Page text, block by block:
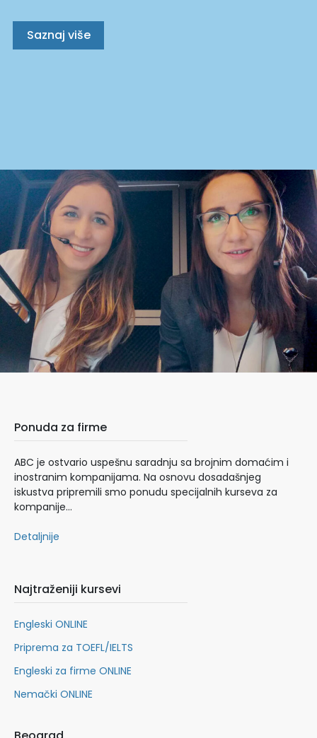
Saznaj više
Ponuda za firme
ABC je ostvario uspešnu saradnju sa brojnim domaćim i
inostranim kompanijama. Na osnovu dosadašnjeg
iskustva pripremili smo ponudu specijalnih kurseva za
kompanije…
Detaljnije
Najtraženiji kursevi
Engleski ONLINE
Priprema za TOEFL/IELTS
Engleski za firme ONLINE
Nemački ONLINE